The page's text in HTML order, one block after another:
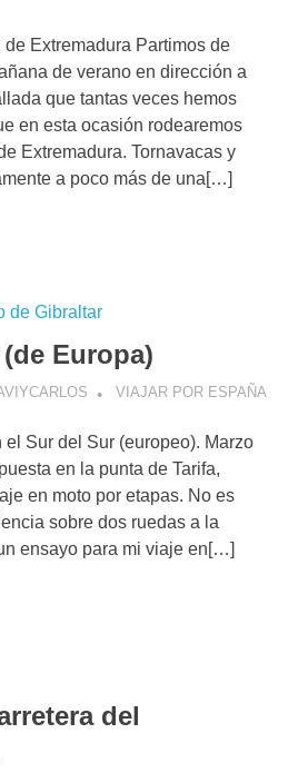
Extremadura Partimos de
de verano en dirección a
que tantas veces hemos
en esta ocasión rodearemos
Extremadura. Tornavacas y
a poco más de una[…]
Europa)
VIAJAR POR ESPAÑA
Sur del Sur (europeo). Marzo
en la punta de Tarifa,
en moto por etapas. No es
sobre dos ruedas a la
ensayo para mi viaje en[…]
del